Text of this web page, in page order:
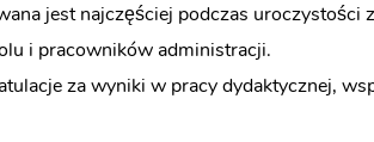
jest najczęściej podczas
i pracowników administracji.
za wyniki w pracy dydaktycznej,